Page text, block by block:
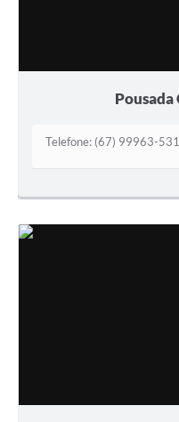
Pousada
Telefone: (67) 99963-